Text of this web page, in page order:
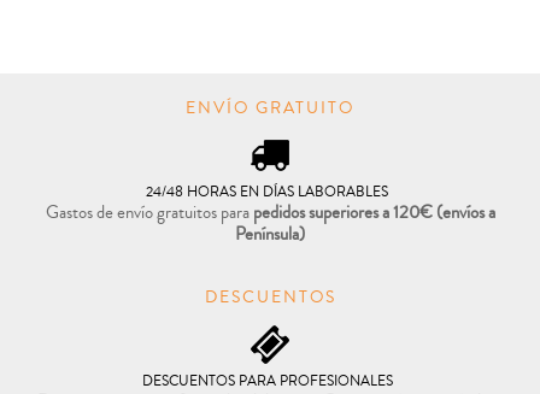
ENVÍO GRATUITO
24/48 HORAS EN DÍAS LABORABLES
Gastos de envío gratuitos parapedidos superiores a 120€(envíos a
Península)
DESCUENTOS
DESCUENTOS PARA PROFESIONALES